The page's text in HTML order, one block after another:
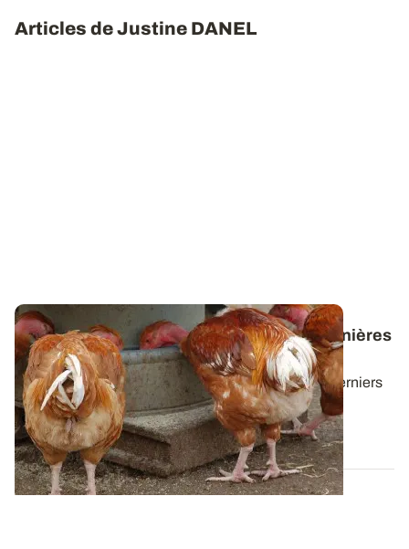
Articles de Justine DANEL
Valorisation animale - Téléchargez les dernières
lettres News@lim
Cette lettre technique propose une synthèse des derniers
résultats d'essais d'ARVALIS sur...
30 JUIN 2026